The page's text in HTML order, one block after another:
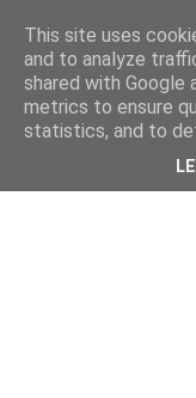
This site uses
and to analyze
shared with Google
metrics to ensure
statistics, and to